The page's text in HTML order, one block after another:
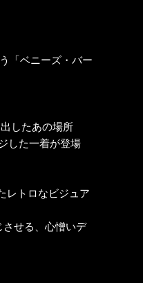
「ベニーズ・バー
したあの場所
した一着が登場
レトロなビジュア
せる、心憎いデ